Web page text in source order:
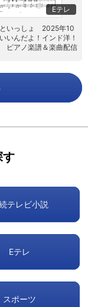
Eテレ
いっしょ 2025年10
いんだよ！インド洋！
ピアノ楽譜＆楽曲配信
す
テレビ小説
Eテレ
スポーツ